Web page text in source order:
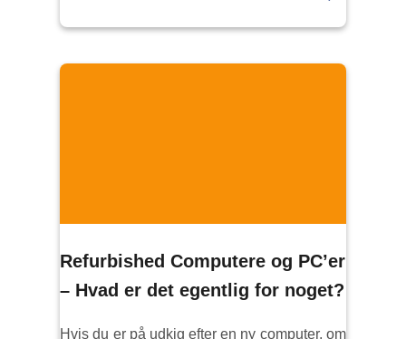
Refurbished Computere og PC’er
– Hvad er det egentlig for noget?
Hvis du er på udkig efter en ny computer, om